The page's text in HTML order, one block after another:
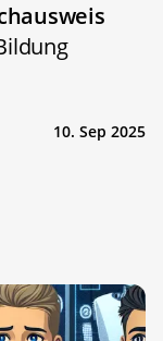
10. Sep 2025